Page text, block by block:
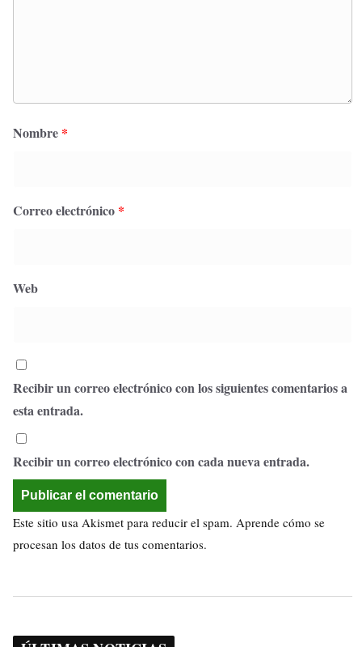
Nombre *
Correo electrónico *
Web
Recibir un correo electrónico con los siguientes comentarios a
esta entrada.
Recibir un correo electrónico con cada nueva entrada.
Este sitio usa Akismet para reducir el spam. Aprende cómo se
procesan los datos de tus comentarios.